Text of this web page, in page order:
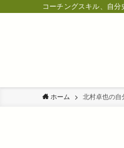
コーチングスキル、自分
ホーム 北村卓也の自